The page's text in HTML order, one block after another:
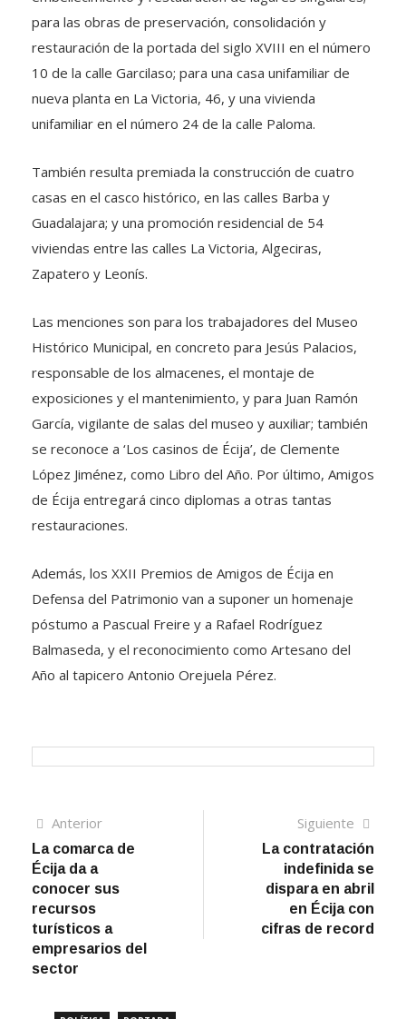
para las obras de preservación, consolidación y
restauración de la portada del siglo XVIII en el número
10 de la calle Garcilaso; para una casa unifamiliar de
nueva planta en La Victoria, 46, y una vivienda
unifamiliar en el número 24 de la calle Paloma.
También resulta premiada la construcción de cuatro
casas en el casco histórico, en las calles Barba y
Guadalajara; y una promoción residencial de 54
viviendas entre las calles La Victoria, Algeciras,
Zapatero y Leonís.
Las menciones son para los trabajadores del Museo
Histórico Municipal, en concreto para Jesús Palacios,
responsable de los almacenes, el montaje de
exposiciones y el mantenimiento, y para Juan Ramón
García, vigilante de salas del museo y auxiliar; también
se reconoce a ‘Los casinos de Écija’, de Clemente
López Jiménez, como Libro del Año. Por último, Amigos
de Écija entregará cinco diplomas a otras tantas
restauraciones.
Además, los XXII Premios de Amigos de Écija en
Defensa del Patrimonio van a suponer un homenaje
póstumo a Pascual Freire y a Rafael Rodríguez
Balmaseda, y el reconocimiento como Artesano del
Año al tapicero Antonio Orejuela Pérez.
Navegación
de
entradas
AnteriorArtículo
anterior
La comarca de
Écija da a
conocer sus
recursos
turísticos a
empresarios del
sector
Siguiente
La contratación
indefinida se
dispara en abril
en Écija con
cifras de record